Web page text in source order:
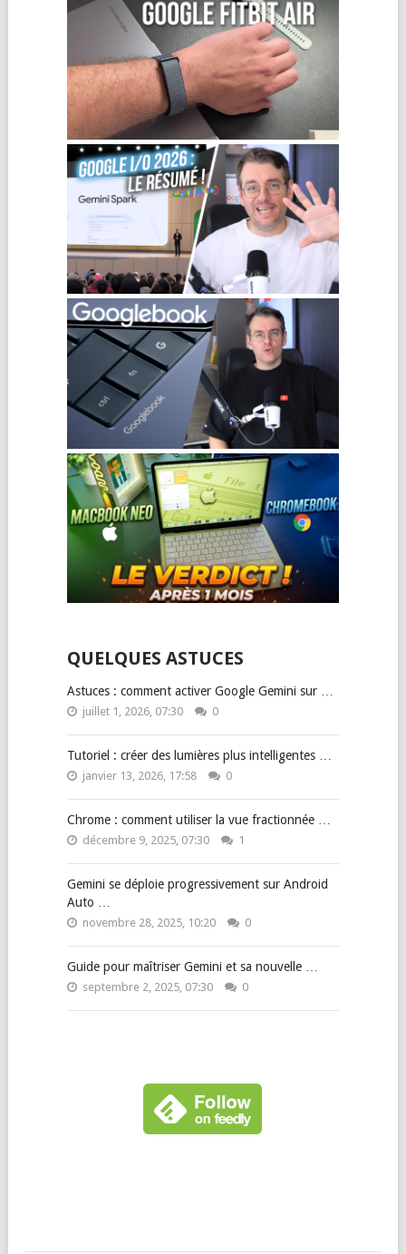
QUELQUES ASTUCES
Astuces : comment activer Google Gemini sur …
juillet 1, 2026, 07:30 0
Tutoriel : créer des lumières plus intelligentes …
janvier 13, 2026, 17:58 0
Chrome : comment utiliser la vue fractionnée …
décembre 9, 2025, 07:30 1
Gemini se déploie progressivement sur Android
Auto …
novembre 28, 2025, 10:20 0
Guide pour maîtriser Gemini et sa nouvelle …
septembre 2, 2025, 07:30 0